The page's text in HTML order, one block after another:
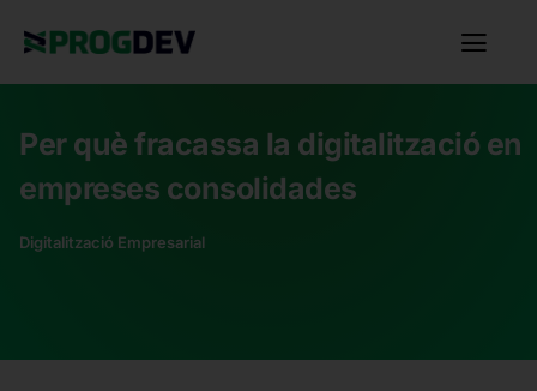
Per què fracassa la digitalització en
empreses consolidades
Digitalització Empresarial